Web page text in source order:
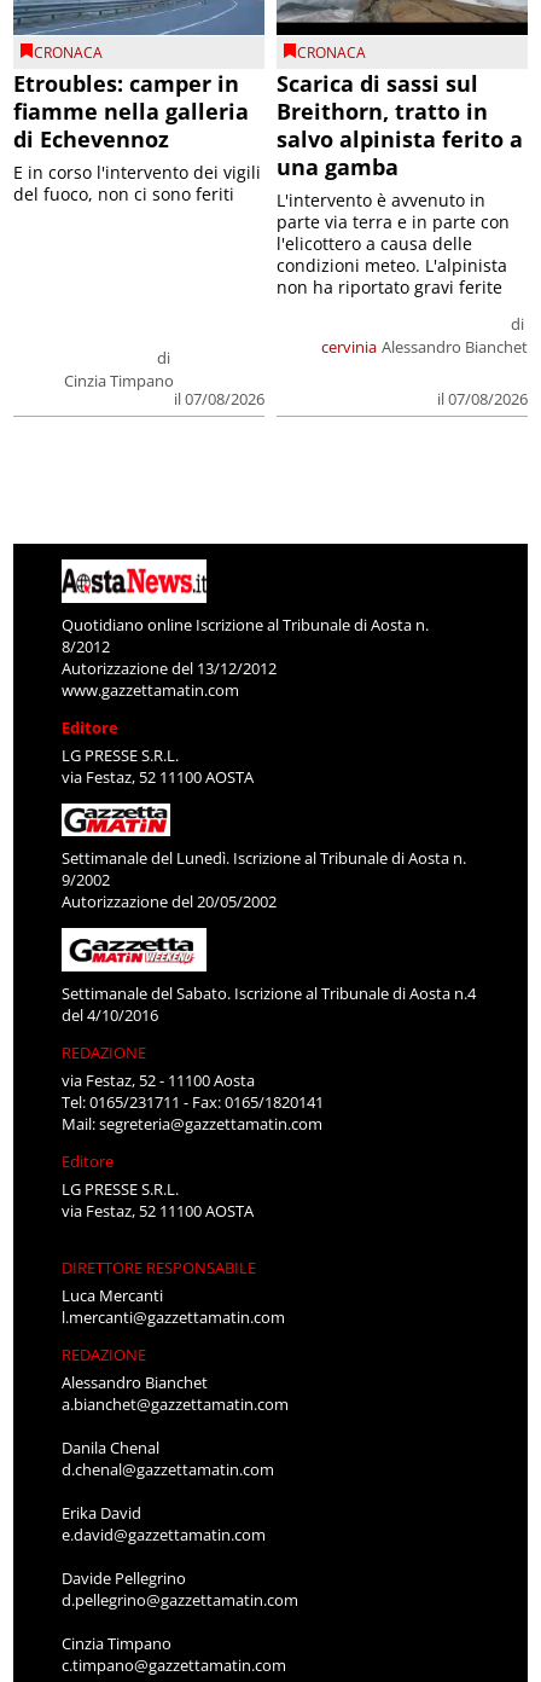
CRONACA
Etroubles: camper in
fiamme nella galleria
di Echevennoz
di
Cinzia Timpano
il 07/08/2026
E in corso l'intervento dei vigili
del fuoco, non ci sono feriti
CRONACA
Scarica di sassi sul
Breithorn, tratto in
salvo alpinista ferito a
una gamba
cervinia
di
Alessandro Bianchet
il 07/08/2026
L'intervento è avvenuto in
parte via terra e in parte con
l'elicottero a causa delle
condizioni meteo. L'alpinista
non ha riportato gravi ferite
Quotidiano online Iscrizione al Tribunale di Aosta n.
8/2012
Autorizzazione del 13/12/2012
www.gazzettamatin.com
Editore
LG PRESSE S.R.L.
via Festaz, 52 11100 AOSTA
Settimanale del Lunedì. Iscrizione al Tribunale di Aosta n.
9/2002
Autorizzazione del 20/05/2002
Settimanale del Sabato. Iscrizione al Tribunale di Aosta n.4
del 4/10/2016
REDAZIONE
via Festaz, 52 - 11100 Aosta
Tel: 0165/231711 - Fax: 0165/1820141
Mail:segreteria@gazzettamatin.com
Editore
LG PRESSE S.R.L.
via Festaz, 52 11100 AOSTA
DIRETTORE RESPONSABILE
Luca Mercanti
l.mercanti@gazzettamatin.com
REDAZIONE
Alessandro Bianchet
a.bianchet@gazzettamatin.com
Danila Chenal
d.chenal@gazzettamatin.com
Erika David
e.david@gazzettamatin.com
Davide Pellegrino
d.pellegrino@gazzettamatin.com
Cinzia Timpano
c.timpano@gazzettamatin.com